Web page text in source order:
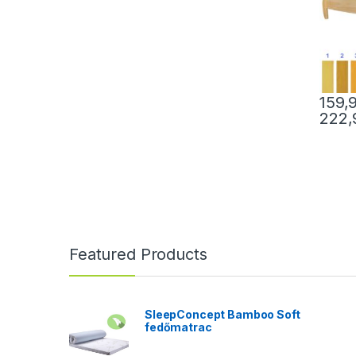
Ennek
Featured Products
SleepConcept Bamboo Soft
fedőmatrac